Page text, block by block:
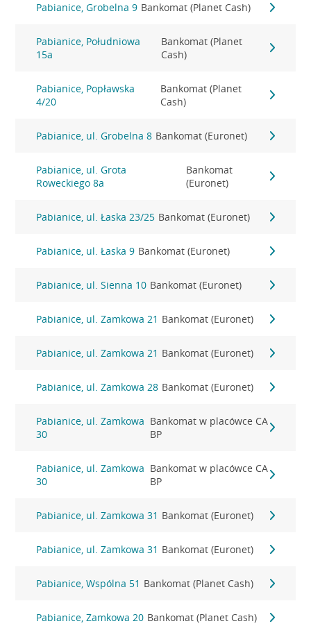
Pabianice, Grobelna 9 Bankomat (Planet Cash)
Pabianice, Południowa
15a
Bankomat (Planet
Cash)
Pabianice, Popławska
4/20
Bankomat (Planet
Cash)
Pabianice, ul. Grobelna 8 Bankomat (Euronet)
Pabianice, ul. Grota
Roweckiego 8a
Bankomat
(Euronet)
Pabianice, ul. Łaska 23/25 Bankomat (Euronet)
Pabianice, ul. Łaska 9 Bankomat (Euronet)
Pabianice, ul. Sienna 10 Bankomat (Euronet)
Pabianice, ul. Zamkowa 21 Bankomat (Euronet)
Pabianice, ul. Zamkowa 21 Bankomat (Euronet)
Pabianice, ul. Zamkowa 28 Bankomat (Euronet)
Pabianice, ul. Zamkowa
30
Bankomat w placówce CA
BP
Pabianice, ul. Zamkowa
30
Bankomat w placówce CA
BP
Pabianice, ul. Zamkowa 31 Bankomat (Euronet)
Pabianice, ul. Zamkowa 31 Bankomat (Euronet)
Pabianice, Wspólna 51 Bankomat (Planet Cash)
Pabianice, Zamkowa 20 Bankomat (Planet Cash)